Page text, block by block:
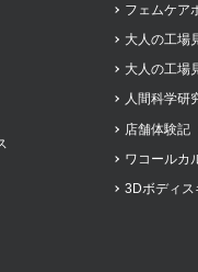
フェムケア
大人の工場
大人の工場
人間科学研
店舗体験記
ワコールカ
3Dボディス